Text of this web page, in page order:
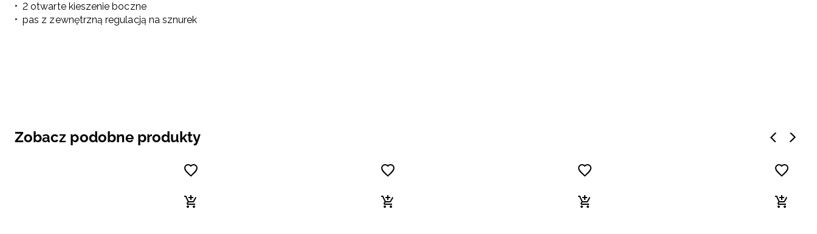
2 otwarte kieszenie boczne
pas z zewnętrzną regulacją na sznurek
Zobacz podobne produkty